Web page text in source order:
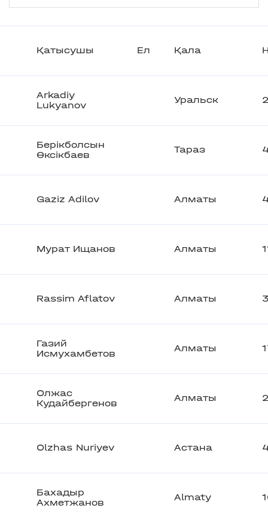
Қатысушы Ел Қала
Arkadiy
Lukyanov
Уральск
Берікболсын
Өксікбаев
Тараз
Gaziz Adilov Алматы
Мурат Ищанов Алматы
Rassim Aflatov Алматы
Газий
Исмухамбетов
Алматы
Олжас
Кудайбергенов
Алматы
Olzhas Nuriyev Астана
Бахадыр
Ахметжанов
Almaty